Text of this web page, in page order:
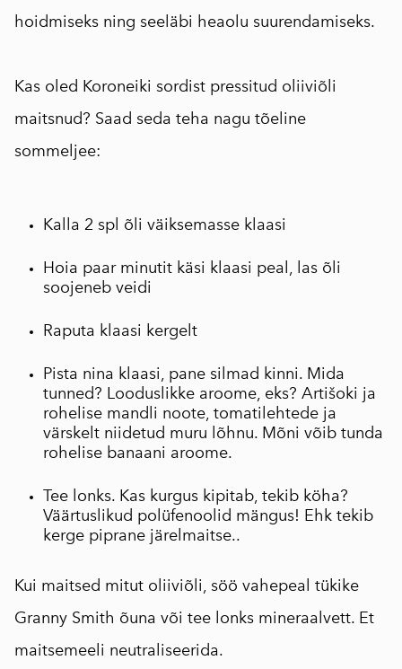
hoidmiseks ning seeläbi heaolu suurendamiseks.
Kas oled Koroneiki sordist pressitud oliiviõli
maitsnud? Saad seda teha nagu tõeline
sommeljee:
Kalla 2 spl õli väiksemasse klaasi
Hoia paar minutit käsi klaasi peal, las õli
soojeneb veidi
Raputa klaasi kergelt
Pista nina klaasi, pane silmad kinni. Mida
tunned? Looduslikke aroome, eks? Artišoki ja
rohelise mandli noote, tomatilehtede ja
värskelt niidetud muru lõhnu. Mõni võib tunda
rohelise banaani aroome.
Tee lonks. Kas kurgus kipitab, tekib köha?
Väärtuslikud polüfenoolid mängus! Ehk tekib
kerge piprane järelmaitse..
Kui maitsed mitut oliiviõli, söö vahepeal tükike
Granny Smith õuna või tee lonks mineraalvett. Et
maitsemeeli neutraliseerida.